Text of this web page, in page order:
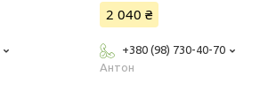
2 040 ₴
+380 (98) 730-40-70
Антон